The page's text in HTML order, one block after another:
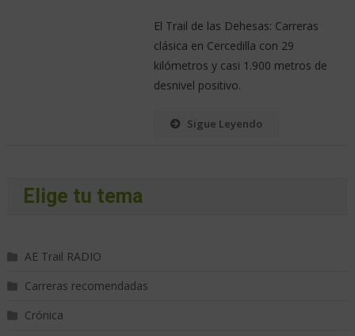
El Trail de las Dehesas: Carreras
clásica en Cercedilla con 29
kilómetros y casi 1.900 metros de
desnivel positivo.
Sigue Leyendo
Elige tu tema
AE Trail RADIO
Carreras recomendadas
Crónica